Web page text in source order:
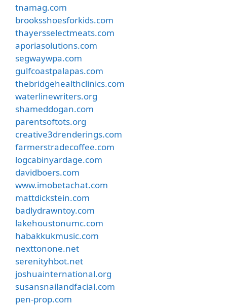
tnamag.com
brooksshoesforkids.com
thayersselectmeats.com
aporiasolutions.com
segwaywpa.com
gulfcoastpalapas.com
thebridgehealthclinics.com
waterlinewriters.org
shameddogan.com
parentsoftots.org
creative3drenderings.com
farmerstradecoffee.com
logcabinyardage.com
davidboers.com
www.imobetachat.com
mattdickstein.com
badlydrawntoy.com
lakehoustonumc.com
habakkukmusic.com
nexttonone.net
serenityhbot.net
joshuainternational.org
susansnailandfacial.com
pen-prop.com